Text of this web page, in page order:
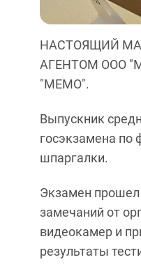
НАСТОЯЩИЙ
АГЕНТОМ ООО
"МЕМО".
Выпускник
госэкзамена по
шпаргалки.
Экзамен
замечаний от
видеокамер и
результаты